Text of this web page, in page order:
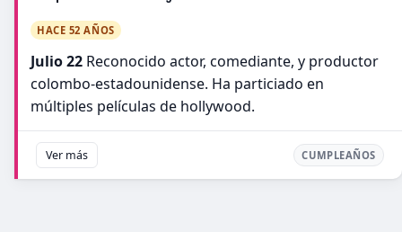
HACE 52 AÑOS
Julio 22 Reconocido actor, comediante, y productor
colombo-estadounidense. Ha particiado en
múltiples películas de hollywood.
Ver más CUMPLEAÑOS